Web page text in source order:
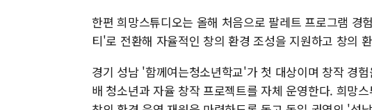
한편 희망스튜디오는 올해 처음으로 팔레트 프로그램
티'로 전환해 자율적인 창의 환경 조성을 지원하고 창의
경기 성남 '함께여는청소년학교'가 첫 대상이며 창작 경
배 청소년과 자율 창작 프로젝트를 자체 운영한다. 희망